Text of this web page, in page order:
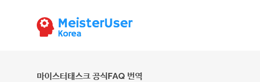
마이스터태스크 공식FAQ 번역